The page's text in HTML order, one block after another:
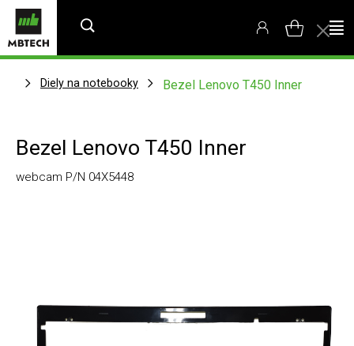
Diely na notebooky Bezel Lenovo T450 Inner
Bezel Lenovo T450 Inner
webcam P/N 04X5448